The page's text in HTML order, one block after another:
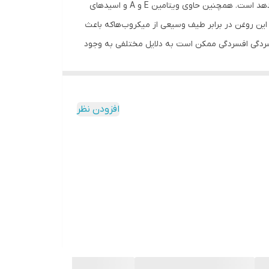
روغن گل سرخ و روغن درخت چای : این روغن ها حاوی موادی مثل فنل که خاصیت ضد ویروسی، ضد قارچی و ضد باکتریایی به آن می‌دهد است. همچنین حاوی ویتامین E و A و اسید‌های
روغن در برابر طیف وسیعی از میکروب‌هاکه باعث
افسردگی ممکن است به دلایل مختلفی به وجود
برای درمان ترک‌های پوستی و ازبین بردن جای
افزودن نظر